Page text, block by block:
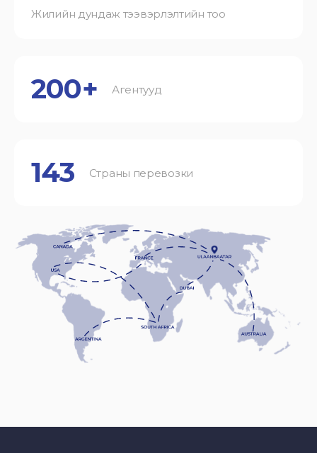
Жилийн дундаж тээвэрлэлтийн тоо
200+ Агентууд
143 Страны перевозки